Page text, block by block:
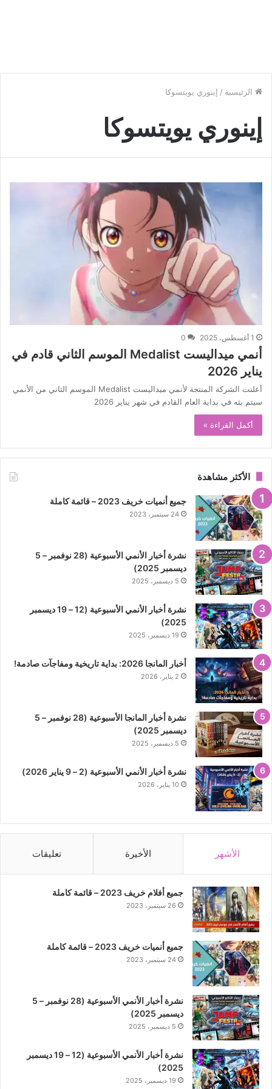
الرئيسية / إينوري يويتسوكا
إينوري يويتسوكا
1 أغسطس، 2025 0
أنمي ميداليست Medalist الموسم الثاني قادم في
يناير 2026
أعلنت الشركة المنتجة لأنمي ميداليست Medalist الموسم الثاني من الأنمي
سيتم بثه في بداية العام القادم في شهر يناير 2026
أكمل القراءة »
الأكثر مشاهدة
جميع أنميات خريف 2023 – قائمة كاملة
24 سبتمبر، 2023
نشرة أخبار الأنمي الأسبوعية (28 نوفمبر – 5
ديسمبر 2025)
5 ديسمبر، 2025
نشرة أخبار الأنمي الأسبوعية (12 – 19 ديسمبر
2025)
19 ديسمبر، 2025
أخبار المانجا 2026: بداية تاريخية ومفاجآت صادمة!
2 يناير، 2026
نشرة أخبار المانجا الأسبوعية (28 نوفمبر – 5
ديسمبر 2025)
5 ديسمبر، 2025
نشرة أخبار الأنمي الأسبوعية (2 – 9 يناير 2026)
10 يناير، 2026
الأشهر الأخيرة تعليقات
جميع أفلام خريف 2023 – قائمة كاملة
26 سبتمبر، 2023
جميع أنميات خريف 2023 – قائمة كاملة
24 سبتمبر، 2023
نشرة أخبار الأنمي الأسبوعية (28 نوفمبر – 5
ديسمبر 2025)
5 ديسمبر، 2025
نشرة أخبار الأنمي الأسبوعية (12 – 19 ديسمبر
2025)
19 ديسمبر، 2025